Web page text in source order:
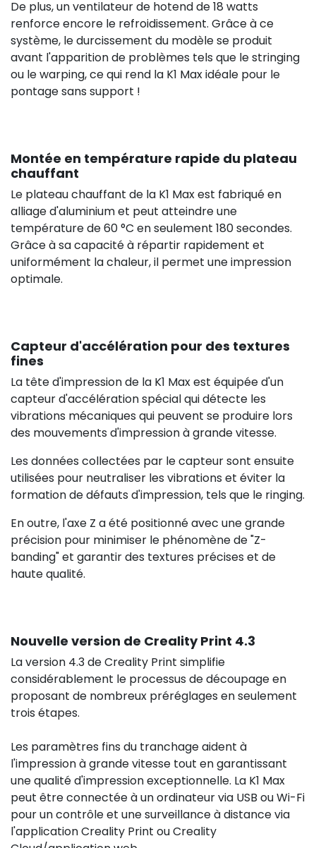
De plus, un ventilateur de hotend de 18 watts
renforce encore le refroidissement. Grâce à ce
système, le durcissement du modèle se produit
avant l'apparition de problèmes tels que le stringing
ou le warping, ce qui rend la K1 Max idéale pour le
pontage sans support !
Montée en température rapide du plateau
chauffant
Le plateau chauffant de la K1 Max est fabriqué en
alliage d'aluminium et peut atteindre une
température de 60 °C en seulement 180 secondes.
Grâce à sa capacité à répartir rapidement et
uniformément la chaleur, il permet une impression
optimale.
Capteur d'accélération pour des textures
fines
La tête d'impression de la K1 Max est équipée d'un
capteur d'accélération spécial qui détecte les
vibrations mécaniques qui peuvent se produire lors
des mouvements d'impression à grande vitesse.
Les données collectées par le capteur sont ensuite
utilisées pour neutraliser les vibrations et éviter la
formation de défauts d'impression, tels que le ringing.
En outre, l'axe Z a été positionné avec une grande
précision pour minimiser le phénomène de "Z-
banding" et garantir des textures précises et de
haute qualité.
Nouvelle version de Creality Print 4.3
La version 4.3 de Creality Print simplifie
considérablement le processus de découpage en
proposant de nombreux préréglages en seulement
trois étapes.
Les paramètres fins du tranchage aident à
l'impression à grande vitesse tout en garantissant
une qualité d'impression exceptionnelle. La K1 Max
peut être connectée à un ordinateur via USB ou Wi-Fi
pour un contrôle et une surveillance à distance via
l'application Creality Print ou Creality